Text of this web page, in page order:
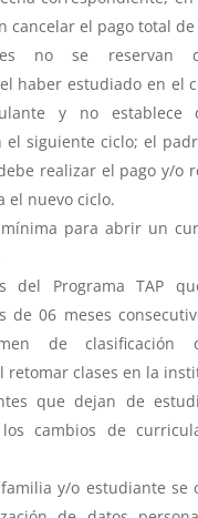
cancelar el pago total
no se reservan
haber estudiado en el
y no establece
el siguiente ciclo; el
realizar el pago y/o
el nuevo ciclo.
mínima para abrir un
del Programa TAP
de 06 meses
de clasificación
retomar clases en la
que dejan de
cambios de
y/o estudiante se